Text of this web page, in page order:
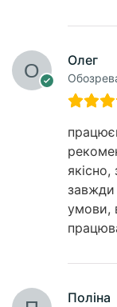
Олег
завжди
умови,
Поліна